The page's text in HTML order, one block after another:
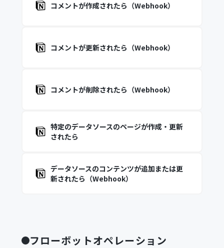
コメントが作成されたら（Webhook）
コメントが更新されたら（Webhook）
コメントが削除されたら（Webhook）
特定のデータソースのページが作成・更新
されたら
データソースのコンテンツが追加または更
新されたら（Webhook）
フローボットオペレーション